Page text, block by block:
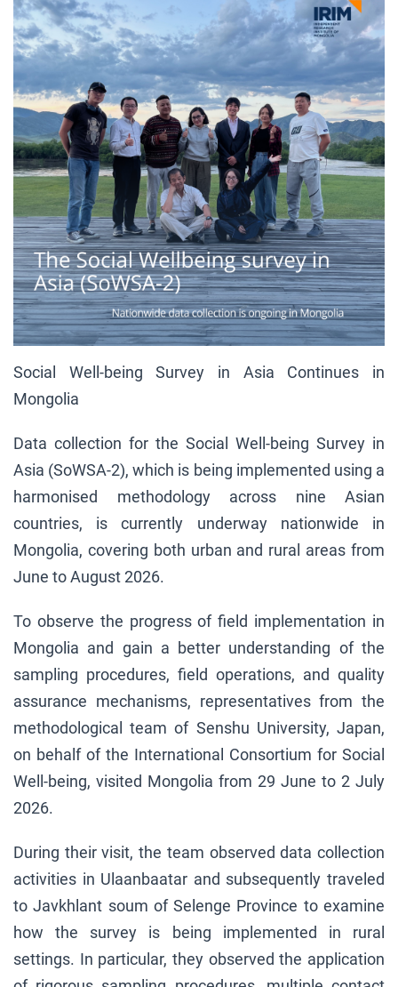
Social Well-being Survey in Asia Continues in
Mongolia
Data collection for the Social Well-being Survey in
Asia (SoWSA-2), which is being implemented using a
harmonised methodology across nine Asian
countries, is currently underway nationwide in
Mongolia, covering both urban and rural areas from
June to August 2026.
To observe the progress of field implementation in
Mongolia and gain a better understanding of the
sampling procedures, field operations, and quality
assurance mechanisms, representatives from the
methodological team of Senshu University, Japan,
on behalf of the International Consortium for Social
Well-being, visited Mongolia from 29 June to 2 July
2026.
During their visit, the team observed data collection
activities in Ulaanbaatar and subsequently traveled
to Javkhlant soum of Selenge Province to examine
how the survey is being implemented in rural
settings. In particular, they observed the application